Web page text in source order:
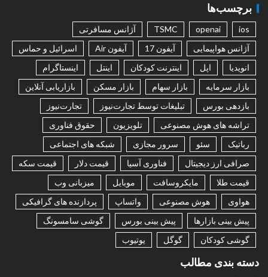
برچسب‌ها
ios
openai
TSMC
آژانس مسافرتی
آژانس هواپیمایی
آیفون 17 آیفون Air
اسرائیل و حماس
انویدیا
اپل اینترنت کودکان اینتل
اینستاگرام
بازار سرمایه
بازار سهام بازار مسکن
بازاریابی آنلاین
بازدهی بورس
تبلیغات توسط تجارت‌نیوز
تجارت‌نیوز
تراشه های هوش مصنوعی
تلویزیون
حقوق فناوری
رباتیک
سئو سرور مجازی
شبکه های اجتماعی
صرافی ارز دیجیتال
فناوری آسیا قیمت دلار
قیمت سکه
قیمت طلا
مایکروسافت موبایل
میزبانی وب
هواوی
هوش مصنوعی واتساپ
پردازنده های گرافیکی
پیش بینی بازارها
پیش بینی بورس
گوشی سامسونگ
گوشی کودکان
گوگل یوتیوب
دسته بندی مطالب